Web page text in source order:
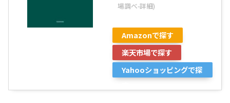
場調べ-詳細)
Amazonで探す
楽天市場で探す
Yahooショッピングで探